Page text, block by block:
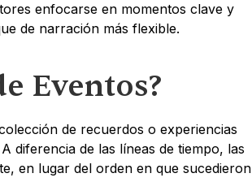
enfocarse en momentos clave y
de narración más flexible.
Eventos?
de recuerdos o experiencias
diferencia de las líneas de tiempo, las
en lugar del orden en que sucedieron